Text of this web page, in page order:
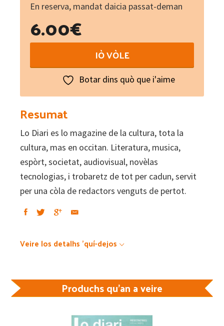
En reserva, mandat daicia passat-deman
6.00€
Diari
en
occitan
#89
–
Pau
quantity
IÒ VÒLE
Botar dins quò que i'aime
Resumat
Lo Diari es lo magazine de la cultura, tota la
cultura, mas en occitan. Literatura, musica,
espòrt, societat, audiovisual, novèlas
tecnologias, i trobaretz de tot per cadun, servit
per una còla de redactors venguts de pertot.
Veire los detalhs 'quí-dejos
Produchs qu'an a veire